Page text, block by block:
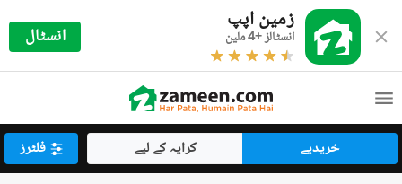
زمین اپپ
انسٹالز +4 ملین انسٹال
خریدیے کرایہ کے لیے فلٹرز